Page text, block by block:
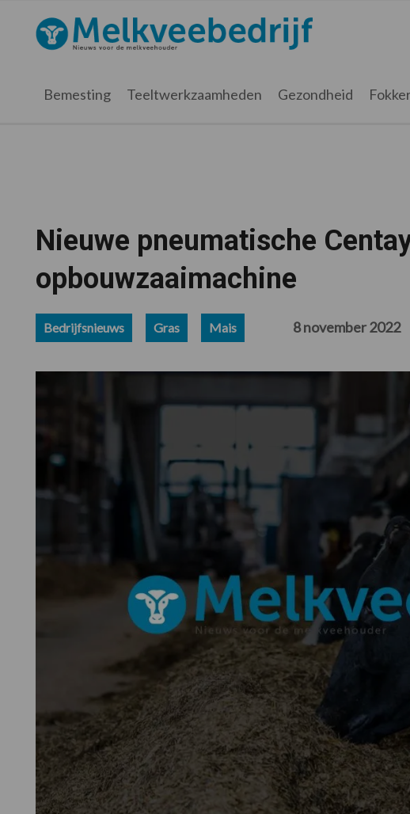
hoofdnavigatie
hoofd
eerste
voettekst
Melkveebedrijf.nl
Bemesting Teeltwerkzaamheden Gezondheid
Nieuwe pneumatische
opbouwzaaimachine
Bedrijfsnieuws Gras Mais 8 november 2022